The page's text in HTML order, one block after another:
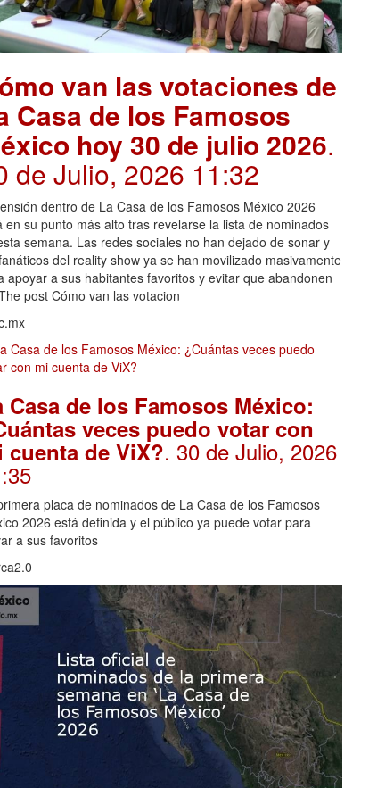
van las votaciones de
Casa de los Famosos
hoy 30 de julio 2026.
de Julio, 2026 11:32
dentro de La Casa de los Famosos México 2026
en su punto más alto tras revelarse la lista de nominados
semana. Las redes sociales no han dejado de sonar y
del reality show ya se han movilizado masivamente
apoyar a sus habitantes favoritos y evitar que abandonen
post Cómo van las votacion
Casa de los Famosos México:
veces puedo votar con
cuenta de ViX?. 30 de Julio, 2026
placa de nominados de La Casa de los Famosos
2026 está definida y el público ya puede votar para
a sus favoritos